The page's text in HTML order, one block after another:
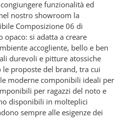
funzionalità ed
nostro showroom la
Composizione 06 di
opaco: si adatta a creare
accogliente, bello e ben
durevoli e pitture atossiche
proposte del brand, tra cui
moderne componibili ideali per
per ragazzi del noto e
disponibili in molteplici
sempre alle esigenze dei